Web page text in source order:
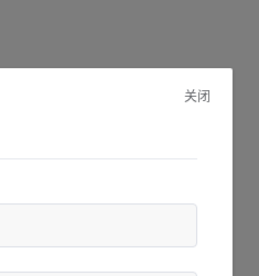
关闭